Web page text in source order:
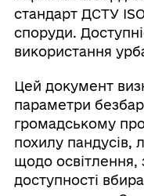
стандарт ДСТУ
споруди.
використання
Цей документ
параметри
громадському
похилу пандусів,
щодо освітлення,
доступності